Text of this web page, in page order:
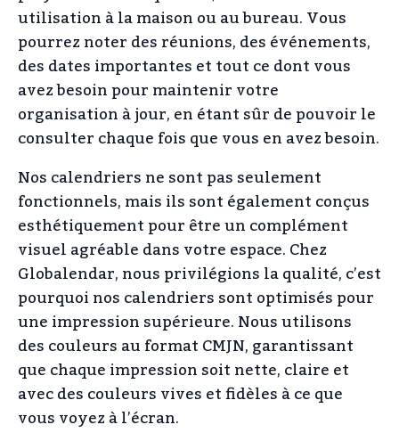
utilisation à la maison ou au bureau. Vous
pourrez noter des réunions, des événements,
des dates importantes et tout ce dont vous
avez besoin pour maintenir votre
organisation à jour, en étant sûr de pouvoir le
consulter chaque fois que vous en avez besoin.
Nos calendriers ne sont pas seulement
fonctionnels, mais ils sont également conçus
esthétiquement pour être un complément
visuel agréable dans votre espace. Chez
Globalendar, nous privilégions la qualité, c’est
pourquoi nos calendriers sont optimisés pour
une impression supérieure. Nous utilisons
des couleurs au format CMJN, garantissant
que chaque impression soit nette, claire et
avec des couleurs vives et fidèles à ce que
vous voyez à l’écran.